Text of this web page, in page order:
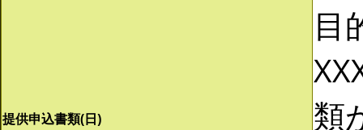
提供申込書類(日)
目
類